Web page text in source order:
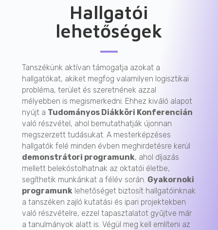
Hallgatói
lehetőségek
Tanszékünk aktívan támogatja azokat a
hallgatókat, akiket megfog valamilyen logisztikai
probléma, terület és szeretnének azzal
mélyebben is megismerkedni. Ehhez kiváló alapot
nyújt a Tudományos Diákköri Konferencián
való részvétel, ahol bemutathatják újonnan
megszerzett tudásukat. A mesterképzéses
hallgatók felé minden évben meghirdetésre kerül
demonstrátori programunk, ahol díjazás
mellett belekóstolhatnak az oktatói életbe,
segíthetik munkánkat a félév során. Gyakornoki
programunklehetőséget biztosít hallgatóinknak
a tanszéken zajló kutatási és ipari projektekben
való részvételre, ezzel tapasztalatot gyűjtve már
a tanulmányok alatt is. Végül meg kell említeni az